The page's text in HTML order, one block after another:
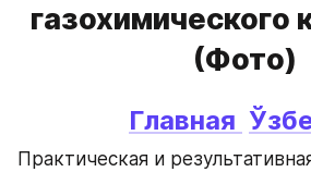
газохимического
(Фото)
Главная
Практическая и